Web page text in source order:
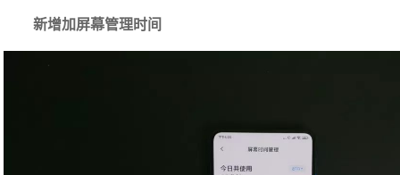
新增加屏幕管理时间